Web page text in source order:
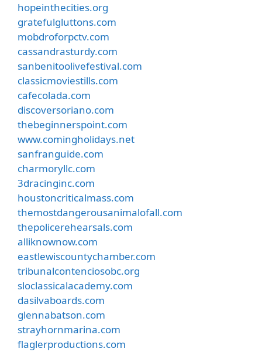
hopeinthecities.org
gratefulgluttons.com
mobdroforpctv.com
cassandrasturdy.com
sanbenitoolivefestival.com
classicmoviestills.com
cafecolada.com
discoversoriano.com
thebeginnerspoint.com
www.comingholidays.net
sanfranguide.com
charmoryllc.com
3dracinginc.com
houstoncriticalmass.com
themostdangerousanimalofall.com
thepolicerehearsals.com
alliknownow.com
eastlewiscountychamber.com
tribunalcontenciosobc.org
sloclassicalacademy.com
dasilvaboards.com
glennabatson.com
strayhornmarina.com
flaglerproductions.com